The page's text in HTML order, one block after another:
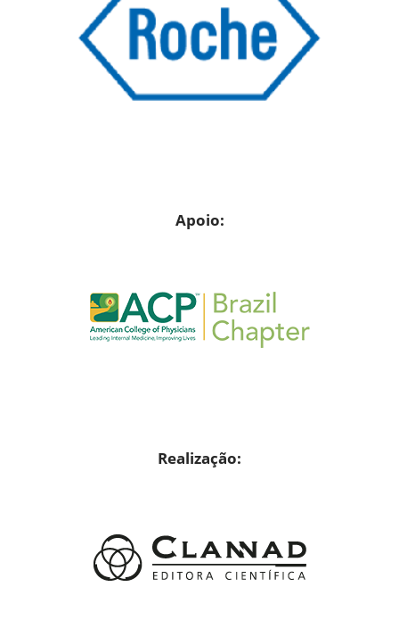
Apoio:
Realização: